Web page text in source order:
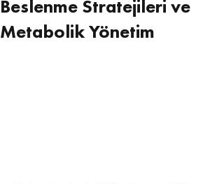
Beslenme Stratejileri ve
Metabolik Yönetim